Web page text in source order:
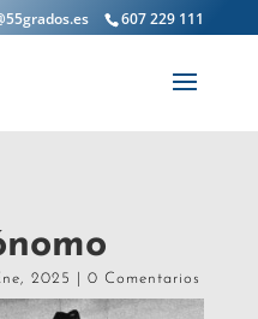
607 229 111
2025 0 Comentarios